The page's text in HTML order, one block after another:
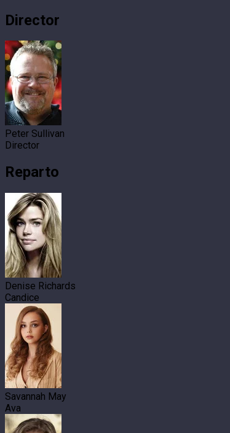
Director
Peter Sullivan
Director
Reparto
Denise Richards
Candice
Savannah May
Ava